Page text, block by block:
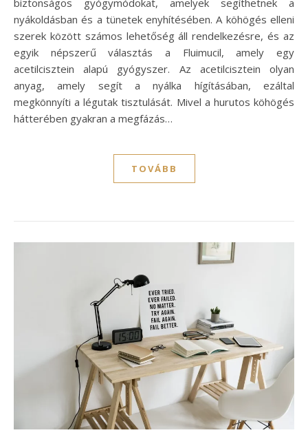
nyákoldásban és a tünetek enyhítésében. A köhögés elleni
szerek között számos lehetőség áll rendelkezésre, és az
egyik népszerű választás a Fluimucil, amely egy
acetilcisztein alapú gyógyszer. Az acetilcisztein olyan
anyag, amely segít a nyálka hígításában, ezáltal
megkönnyíti a légutak tisztulását. Mivel a hurutos köhögés
hátterében gyakran a megfázás…
TOVÁBB